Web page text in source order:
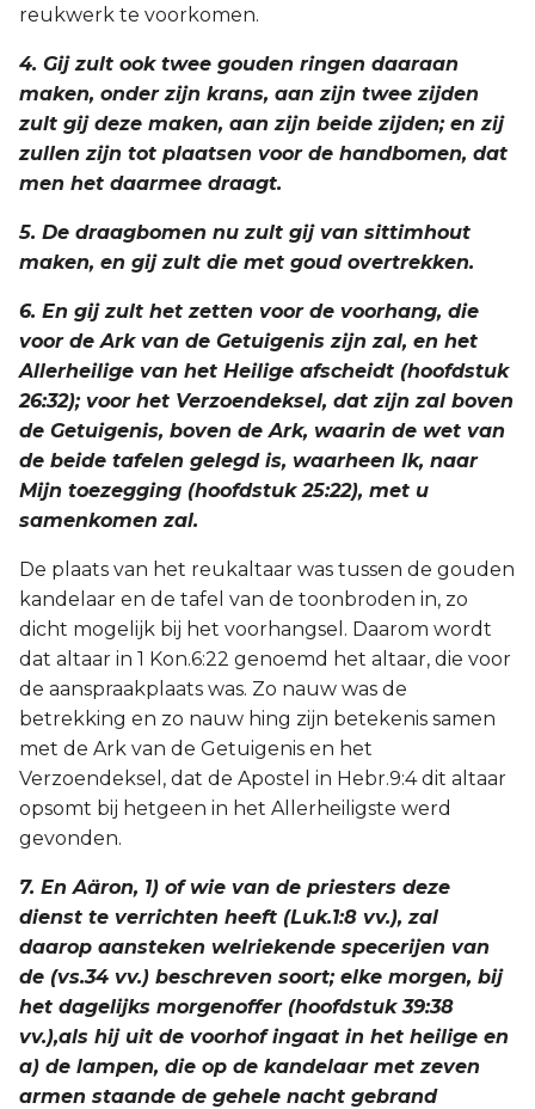
reukwerk te voorkomen.
4. Gij zult ook twee gouden ringen daaraan
maken, onder zijn krans, aan zijn twee zijden
zult gij deze maken, aan zijn beide zijden; en zij
zullen zijn tot plaatsen voor de handbomen, dat
men het daarmee draagt.
5. De draagbomen nu zult gij van sittimhout
maken, en gij zult die met goud overtrekken.
6. En gij zult het zetten voor de voorhang, die
voor de Ark van de Getuigenis zijn zal, en het
Allerheilige van het Heilige afscheidt (hoofdstuk
26:32); voor het Verzoendeksel, dat zijn zal boven
de Getuigenis, boven de Ark, waarin de wet van
de beide tafelen gelegd is, waarheen Ik, naar
Mijn toezegging (hoofdstuk 25:22), met u
samenkomen zal.
De plaats van het reukaltaar was tussen de gouden
kandelaar en de tafel van de toonbroden in, zo
dicht mogelijk bij het voorhangsel. Daarom wordt
dat altaar in 1 Kon.6:22 genoemd het altaar, die voor
de aanspraakplaats was. Zo nauw was de
betrekking en zo nauw hing zijn betekenis samen
met de Ark van de Getuigenis en het
Verzoendeksel, dat de Apostel in Hebr.9:4 dit altaar
opsomt bij hetgeen in het Allerheiligste werd
gevonden.
7. En Aäron, 1) of wie van de priesters deze
dienst te verrichten heeft (Luk.1:8 vv.), zal
daarop aansteken welriekende specerijen van
de (vs.34 vv.) beschreven soort; elke morgen, bij
het dagelijks morgenoffer (hoofdstuk 39:38
vv.),als hij uit de voorhof ingaat in het heilige en
a) de lampen, die op de kandelaar met zeven
armen staande de gehele nacht gebrand